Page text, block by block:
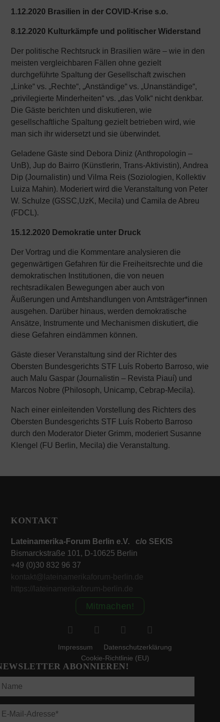
1.12.2020 Brasilien in der COVID-Krise s.o.
8.12.2020 Kulturkämpfe und politischer Widerstand
Der politische Rechtsruck in Brasilien wäre – wie in den
meisten vergleichbaren Fällen ohne gezielt
durchgeführte Spaltung der Gesellschaft zwischen
„Linke“ vs. „Rechte“, „Anständige“ vs. „Unanständige“,
„privilegierte Minderheiten“ vs. „das Volk“ nicht denkbar.
Die Gäste berichten und diskutieren, wie
gesellschaftliche Spaltung gezielt betrieben wird, wie
man sich ihr widersetzt und sie überwindet.
Geladene Gäste sind Debora Diniz (Anthropologin –
UnB), Jup do Bairro (Künstlerin, Trans-Aktivistin), Andrea
Dip (Journalistin) und Vilma Reis (Soziologien, Kollektiv
Luiza Mahin). Moderiert wird die Veranstaltung von Peter
W. Schulze (GSSC,UzK, Mecila) und Camila de Abreu
(FDCL).
15.12.2020 Demokratie unter Druck
Der Vortrag und die Kommentare analysieren die
gegenwärtigen Gefahren für die Freiheitsrechte und die
demokratischen Institutionen, die von neuen
rechtsradikalen Bewegungen aber auch von
Äußerungen und Amtshandlungen von Amtsträger*innen
ausgehen. Darüber hinaus, werden demokratische
Ansätze, Instrumente und Mechanismen diskutiert, die
diese Gefahren eindämmen können.
Gäste dieser Veranstaltung sind der Richter des
Obersten Bundesgerichts STF Luís Roberto Barroso, wie
auch Malu Gaspar (Journalistin – Revista Piauí) und
Marcos Nobre (Philosoph, Unicamp, Cebrap-Mecila).
Nach einer einleitenden Vorstellung des Richters des
Obersten Bundesgerichts STF Luís Roberto Barroso
durch den Moderator Dieter Grimm, moderiert Susanne
Klengel (FU Berlin, Mecila) die Veranstaltung.
KONTAKT
Lateinamerika-Forum Berlin e.V. c/o SEKIS
Bismarckstraße 101, D-10625 Berlin
+49 (0)30 832 96 37
kontakt@lateinamerikaforum-berlin.de
https://lateinamerikaforum-berlin.de
Mitmachen!
Impressum
Datenschutzerklärung
Cookie-Richtlinie (EU)
ABONNIEREN!